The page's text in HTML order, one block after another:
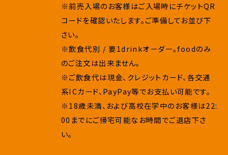
※前売入場のお客様はご入場時にチケットQR
コードを確認いたします。ご準備してお並び下
さい。
※飲食代別 / 要1drinkオーダー。foodのみ
のご注文は出来ません。
※ご飲食代は現金、クレジットカード、各交通
系ICカード、PayPay等でお支払い可能です。
※18歳未満、および高校在学中のお客様は22:
00までにご帰宅可能なお時間でご退店下さ
い。